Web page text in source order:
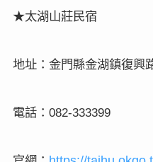
★太湖山莊民宿
地址：金門縣金湖鎮復興
電話： 082-333399